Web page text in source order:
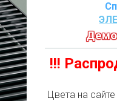
!!!
Цвета на